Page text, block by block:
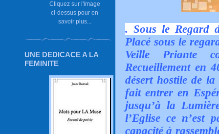
Cliquez sur l'image
ci-dessus pour en
savoir plus...
UNE DEDICACE A LA
FEMINITE
. Sous le Regard
Placé sous le
Veille Priante
Recueillement en
désert hostile de
fait entrer en
jusqu’à la
l’Eglise ce n’est
capacité à